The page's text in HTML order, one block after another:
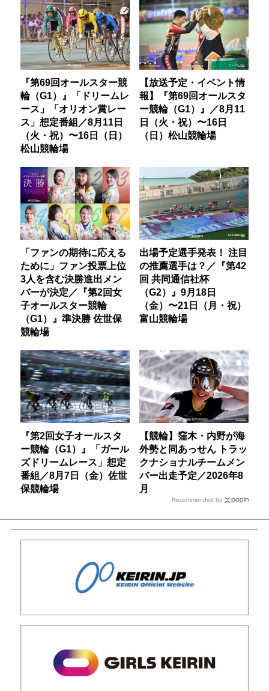
『第69回オールスター競
輪（G1）』「ドリームレ
ース」「オリオン賞レー
ス」想定番組／8月11日
（火・祝）〜16日（日）
松山競輪場
【放送予定・イベント情
報】『第69回オールスタ
ー競輪（G1）』／8月11
日（火・祝）〜16日
（日）松山競輪場
「ファンの期待に応える
ために」ファン投票上位
3人を含む決勝進出メン
バーが決定／『第2回女
子オールスター競輪
（G1）』準決勝 佐世保
競輪場
出場予定選手発表！ 注目
の推薦選手は？／『第42
回 共同通信社杯
（G2）』9月18日
（金）〜21日（月・祝）
富山競輪場
『第2回女子オールスタ
ー競輪（G1）』「ガール
ズドリームレース」想定
番組／8月7日（金）佐世
保競輪場
【競輪】窪木・内野が海
外勢と同あっせん トラッ
クナショナルチームメン
バー出走予定／2026年8
月
Recommended by